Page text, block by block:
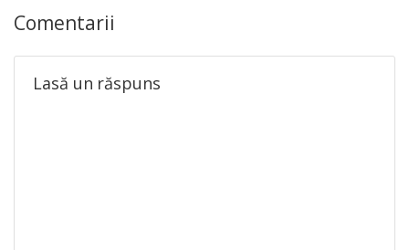
Comentarii
Lasă un răspuns